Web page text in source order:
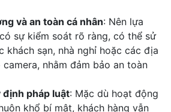
và an toàn cá nhân: Nên lựa
sự kiểm soát rõ ràng, có thể sử
khách sạn, nhà nghỉ hoặc các địa
nhằm đảm bảo an toàn
định pháp luật: Mặc dù hoạt động
khổ bí mật, khách hàng vẫn